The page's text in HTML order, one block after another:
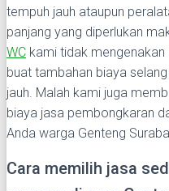
tempuh jauh ataupun
panjang yang diperlukan
WC kami tidak
buat tambahan biaya
jauh. Malah kami juga
biaya jasa pembongkaran
Anda warga Genteng
Cara memilih jasa